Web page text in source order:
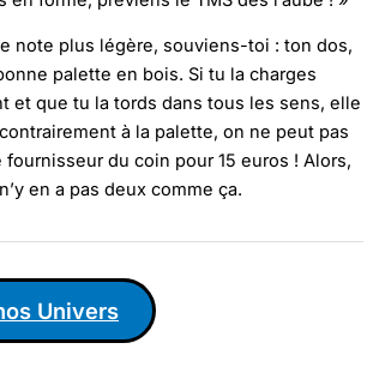
note plus légère, souviens-toi : ton dos,
palette en bois. Si tu la charges
et que tu la tords dans tous les sens, elle
à la palette, on ne peut pas
du coin pour 15 euros ! Alors,
en a pas deux comme ça.
Univers